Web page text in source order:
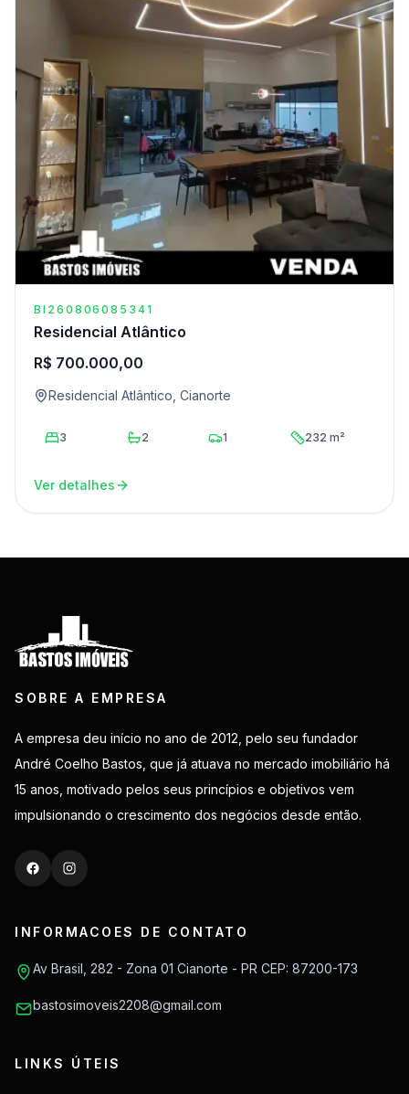
BI260806085341
Residencial Atlântico
R$ 700.000,00
Residencial Atlântico, Cianorte
3 2 1 232 m²
Ver detalhes
SOBRE A EMPRESA
A empresa deu início no ano de 2012, pelo seu fundador
André Coelho Bastos, que já atuava no mercado imobiliário há
15 anos, motivado pelos seus princípios e objetivos vem
impulsionando o crescimento dos negócios desde então.
INFORMACOES DE CONTATO
Av Brasil, 282 - Zona 01 Cianorte - PR CEP: 87200-173
bastosimoveis2208@gmail.com
LINKS ÚTEIS